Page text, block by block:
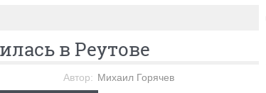
в Реутове
Автор: Михаил Горячев